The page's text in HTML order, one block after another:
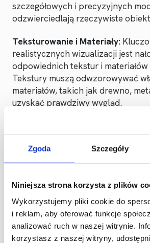
Zgoda Szczegóły
Niniejsza strona korzysta z plików
Wykorzystujemy pliki cookie do
i reklam, aby oferować funkcje
analizować ruch w naszej witrynie.
korzystasz z naszej witryny,
szczegółowych i precyzyjnych
odzwierciedlają rzeczywiste
Teksturowanie i Materiały:
realistycznych wizualizacji jest
odpowiednich tekstur i materiałów
Tekstury muszą odwzorowywać
materiałów, takich jak drewno,
uzyskać prawdziwy wygląd.